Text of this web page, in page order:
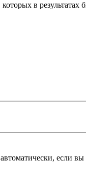
которых в
если